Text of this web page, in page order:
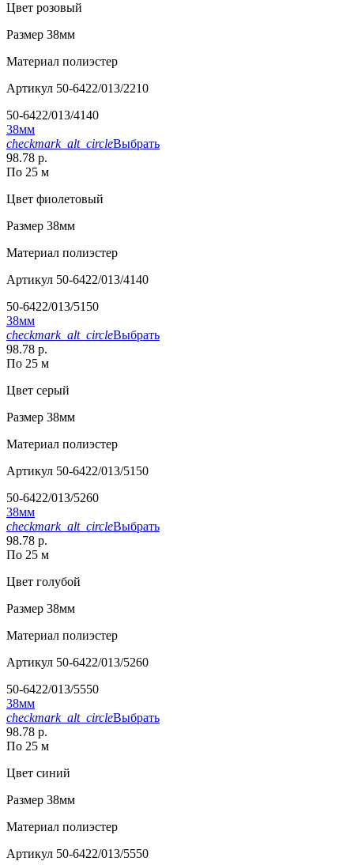
Цвет розовый
Размер 38мм
Материал полиэстер
Артикул 50-6422/013/2210
50-6422/013/4140
38мм
checkmark_alt_circleВыбрать
98.78 р.
По 25 м
Цвет фиолетовый
Размер 38мм
Материал полиэстер
Артикул 50-6422/013/4140
50-6422/013/5150
38мм
checkmark_alt_circleВыбрать
98.78 р.
По 25 м
Цвет серый
Размер 38мм
Материал полиэстер
Артикул 50-6422/013/5150
50-6422/013/5260
38мм
checkmark_alt_circleВыбрать
98.78 р.
По 25 м
Цвет голубой
Размер 38мм
Материал полиэстер
Артикул 50-6422/013/5260
50-6422/013/5550
38мм
checkmark_alt_circleВыбрать
98.78 р.
По 25 м
Цвет синий
Размер 38мм
Материал полиэстер
Артикул 50-6422/013/5550